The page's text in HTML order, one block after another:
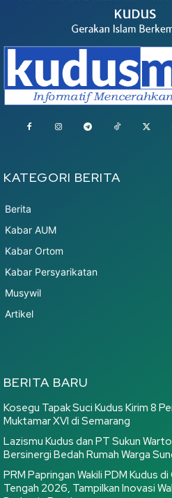
KATEGORI BERITA
Berita
Kabar AUM
Kabar Ortom
Kabar Persyarikatan
Musywil
Artikel
BERITA BARU
Kosegu Tapak Suci Kudus Kirim 8
Muktamar XVI di Semarang
Lazismu Kudus dan PT Sukun
Bersinergi Bedah Rumah Warga
PRM Papringan Wakili PDM Kudus
Tengah 2026, Tampilkan Inovasi